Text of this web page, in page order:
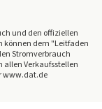
und den offiziellen
können dem "Leitfaden
Stromverbrauch
Verkaufsstellen
www.dat.de